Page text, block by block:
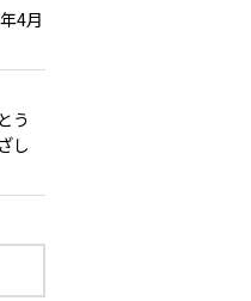
4月
う
し